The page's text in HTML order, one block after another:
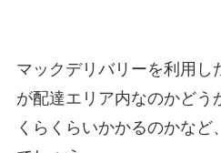
マックデリバリーを利用し
が配達エリア内なのかどう
くらくらいかかるのかなど